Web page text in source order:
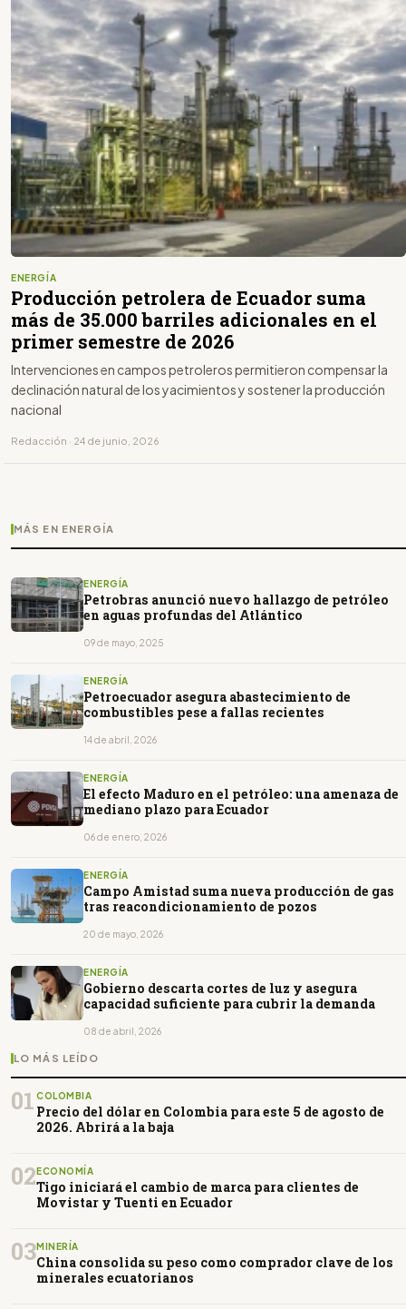
ENERGÍA
Producción petrolera de Ecuador suma
más de 35.000 barriles adicionales en el
primer semestre de 2026
Intervenciones en campos petroleros permitieron compensar la
declinación natural de los yacimientos y sostener la producción
nacional
Redacción · 24 de junio, 2026
MÁS EN ENERGÍA
ENERGÍA
Petrobras anunció nuevo hallazgo de petróleo
en aguas profundas del Atlántico
09 de mayo, 2025
ENERGÍA
Petroecuador asegura abastecimiento de
combustibles pese a fallas recientes
14 de abril, 2026
ENERGÍA
El efecto Maduro en el petróleo: una amenaza de
mediano plazo para Ecuador
06 de enero, 2026
ENERGÍA
Campo Amistad suma nueva producción de gas
tras reacondicionamiento de pozos
20 de mayo, 2026
ENERGÍA
Gobierno descarta cortes de luz y asegura
capacidad suficiente para cubrir la demanda
08 de abril, 2026
LO MÁS LEÍDO
01 COLOMBIA
Precio del dólar en Colombia para este 5 de agosto de
2026. Abrirá a la baja
02ECONOMÍA
Tigo iniciará el cambio de marca para clientes de
Movistar y Tuenti en Ecuador
03MINERÍA
China consolida su peso como comprador clave de los
minerales ecuatorianos